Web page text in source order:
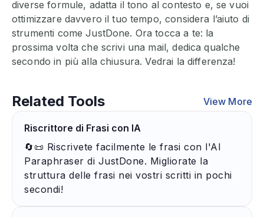
diverse formule, adatta il tono al contesto e, se vuoi
ottimizzare davvero il tuo tempo, considera l’aiuto di
strumenti come JustDone. Ora tocca a te: la
prossima volta che scrivi una mail, dedica qualche
secondo in più alla chiusura. Vedrai la differenza!
Related Tools View More
Riscrittore di Frasi con IA
🔄📜 Riscrivete facilmente le frasi con l'AI
Paraphraser di JustDone. Migliorate la
struttura delle frasi nei vostri scritti in pochi
secondi!